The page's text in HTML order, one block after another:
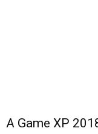
A Game XP